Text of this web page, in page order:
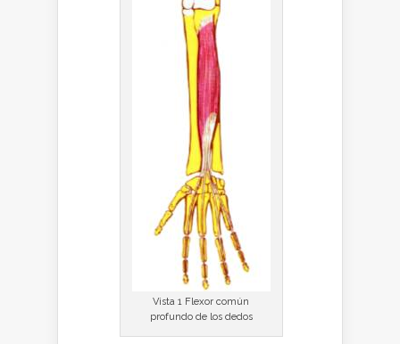
Vista 1 Flexor común
profundo de los dedos